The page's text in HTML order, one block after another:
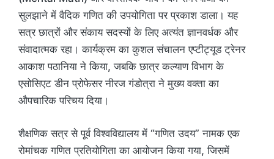
सुलझाने में वैदिक गणित की उपयोगिता पर प्रकाश डाला। यह
सत्र छात्रों और संकाय सदस्यों के लिए अत्यंत ज्ञानवर्धक और
संवादात्मक रहा। कार्यक्रम का कुशल संचालन एप्टीट्यूड ट्रेनर
आकाश पठानिया ने किया, जबकि छात्र कल्याण विभाग के
एसोसिएट डीन प्रोफेसर नीरज गंडोत्रा ने मुख्य वक्ता का
औपचारिक परिचय दिया।
शैक्षणिक सत्र से पूर्व विश्वविद्यालय में “गणित उदय” नामक एक
रोमांचक गणित प्रतियोगिता का आयोजन किया गया, जिसमें